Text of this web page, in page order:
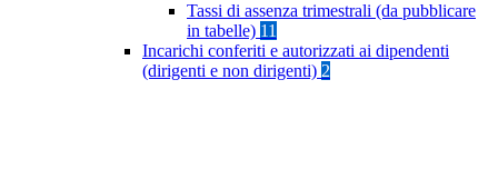
Tassi di assenza trimestrali (da pubblicare
in tabelle) 11
Incarichi conferiti e autorizzati ai dipendenti
(dirigenti e non dirigenti) 2